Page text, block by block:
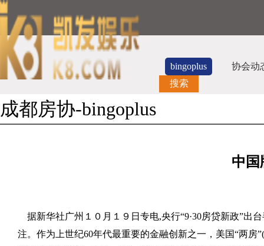
bingoplus
协会动
搜索
成都房协-bingoplus
中国
据新华社广州１０月１９日专电,央行“9·30房贷新政”出
注。作为上世纪60年代最重要的金融创新之一，美国“两房”(